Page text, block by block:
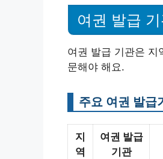
여권 발급
여권 발급 기관은 지
문해야 해요.
주요 여권 발급
지
역
여권 발급
기관